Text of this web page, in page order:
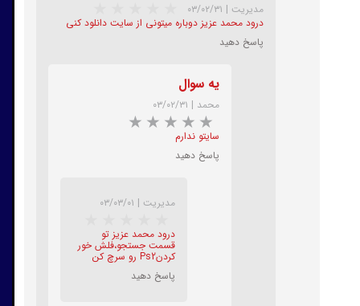
★★★★
مدیریت | ۰۳/۰۲/۳۱
درود محمد عزیز دوباره میتونی از سایت دانلود کنی
پاسخ دهید
یه سوال
محمد | ۰۳/۰۲/۳۱
سایتو ندارم
پاسخ دهید
مدیریت | ۰۳/۰۳/۰۱
درود محمد عزیز تو
قسمت جستجو،فلش خور
کردنPs2 رو سرچ کن
پاسخ دهید